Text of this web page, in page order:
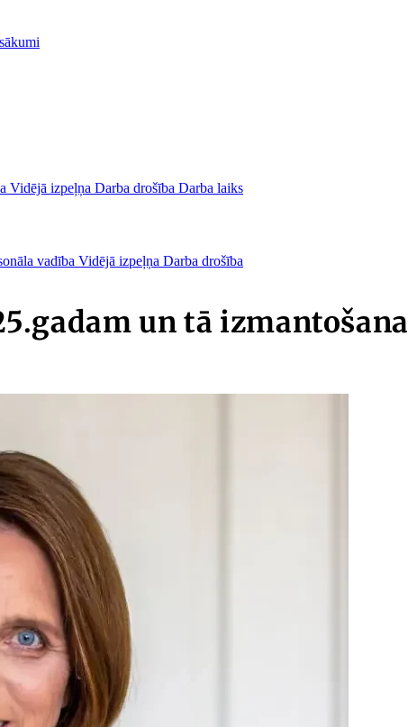
Vidējā izpeļņa Darba drošība Darba laiks
vadība Vidējā izpeļņa Darba drošība
un tā izmantošana